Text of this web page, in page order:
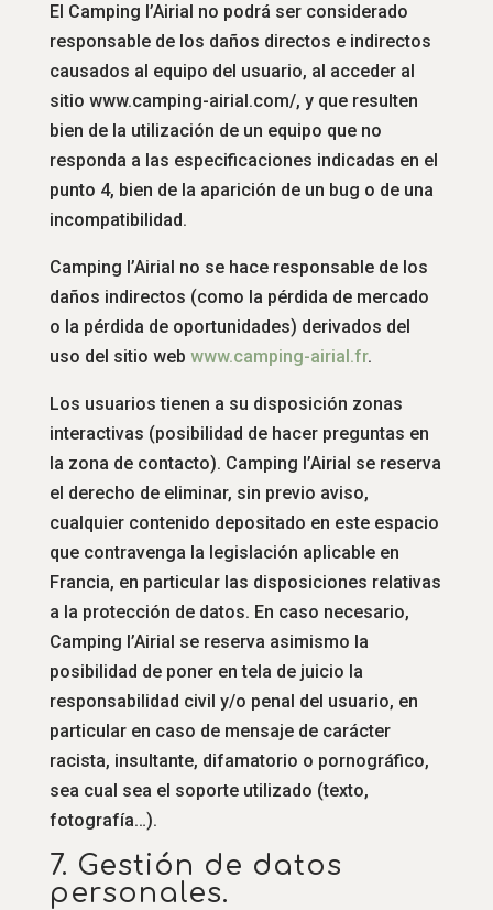
El Camping l’Airial no podrá ser considerado
responsable de los daños directos e indirectos
causados al equipo del usuario, al acceder al
sitio www.camping-airial.com/, y que resulten
bien de la utilización de un equipo que no
responda a las especificaciones indicadas en el
punto 4, bien de la aparición de un bug o de una
incompatibilidad.
Camping l’Airial no se hace responsable de los
daños indirectos (como la pérdida de mercado
o la pérdida de oportunidades) derivados del
uso del sitio web www.camping-airial.fr.
Los usuarios tienen a su disposición zonas
interactivas (posibilidad de hacer preguntas en
la zona de contacto). Camping l’Airial se reserva
el derecho de eliminar, sin previo aviso,
cualquier contenido depositado en este espacio
que contravenga la legislación aplicable en
Francia, en particular las disposiciones relativas
a la protección de datos. En caso necesario,
Camping l’Airial se reserva asimismo la
posibilidad de poner en tela de juicio la
responsabilidad civil y/o penal del usuario, en
particular en caso de mensaje de carácter
racista, insultante, difamatorio o pornográfico,
sea cual sea el soporte utilizado (texto,
fotografía…).
7. Gestión de datos
personales.